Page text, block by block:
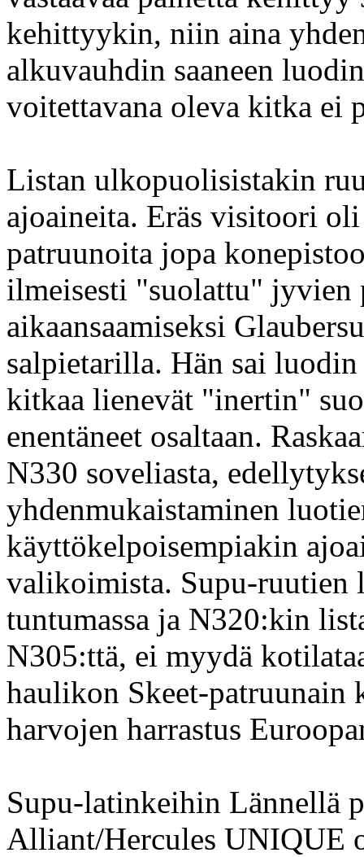
kehittyykin, niin aina
alkuvauhdin saaneen
voitettavana oleva kitka ei
Listan ulkopuolisistakin
ajoaineita. Eräs visitoori
patruunoita jopa
ilmeisesti "suolattu" jyvien
aikaansaamiseksi
salpietarilla. Hän sai
kitkaa lienevät "inertin"
enentäneet osaltaan.
N330 soveliasta,
yhdenmukaistaminen
käyttökelpoisempiakin
valikoimista. Supu-ruutien
tuntumassa ja N320:kin
N305:ttä, ei myydä
haulikon Skeet-
harvojen harrastus
Supu-latinkeihin Lännellä
Alliant/Hercules UNIQUE